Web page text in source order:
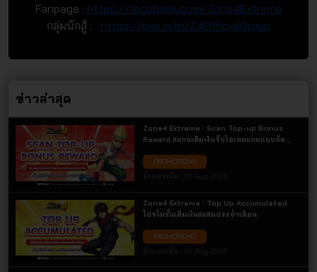
Fanpage : https://facebook.com/Zone4Extreme
กลุ่มนักสู้ : https://exe.in.th/Z4OfficialGroup
ข่าวล่าสุด
Zone4 Extreme : Scan Top-up Bonus
Reward สแกนเติมเงินรับไอเทมแถมแบบจัด
เท่านั้น! รับไอเทมแถมสุดคุ้ม
PROMOTIONS
Zone4 Extreme : Top Up Accumulated
โปรโมชั่นเติมเงินสะสมประจำเดือน
PROMOTIONS